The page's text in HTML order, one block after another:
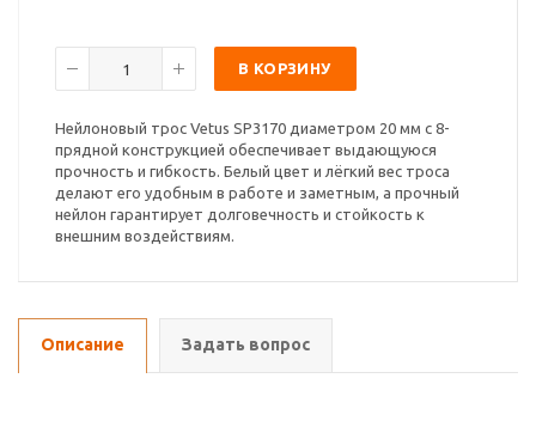
В КОРЗИНУ
Нейлоновый трос Vetus SP3170 диаметром 20 мм с 8-
прядной конструкцией обеспечивает выдающуюся
прочность и гибкость. Белый цвет и лёгкий вес троса
делают его удобным в работе и заметным, а прочный
нейлон гарантирует долговечность и стойкость к
внешним воздействиям.
Описание Задать вопрос